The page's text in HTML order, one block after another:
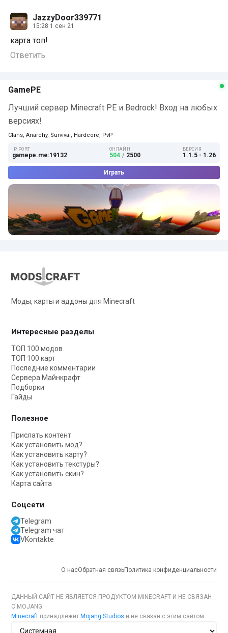
JazzyDoor339771
15:28 1 сен 21
карта топ!
Ответить
GamePE
Лучший сервер Minecraft PE и Bedrock! Вход на любых
версиях!
Clans, Anarchy, Survival, Hardcore, PvP
IP:PORT
gamepe.me:19132
ОНЛАЙН
504 / 2500
ВЕРСИЯ
1.1.5 - 1.26
Играть
Моды, карты и аддоны для Minecraft
Интересные разделы
ТОП 100 модов
ТОП 100 карт
Последние комментарии
Сервера Майнкрафт
Подборки
Гайды
Полезное
Прислать контент
Как установить мод?
Как установить карту?
Как установить текстуры?
Как установить скин?
Карта сайта
Соцсети
Telegram
Telegram чат
VKontakte
О насОбратная связьПолитика конфиденциальности
ДАННЫЙ САЙТ НЕ ЯВЛЯЕТСЯ ПРОДУКТОМ MINECRAFT И НЕ СВЯЗАН
С MOJANG.
Minecraft принадлежит Mojang Studios и не связан с этим сайтом